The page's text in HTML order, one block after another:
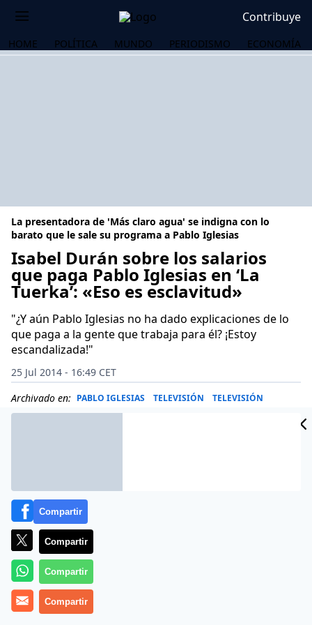
Contribuye
HOME POLÍTICA MUNDO PERIODISMO ECONOMÍA
La presentadora de 'Más claro agua' se indigna con lo
barato que le sale su programa a Pablo Iglesias
Isabel Durán sobre los salarios
que paga Pablo Iglesias en ‘La
Tuerka’: «Eso es esclavitud»
"¿Y aún Pablo Iglesias no ha dado explicaciones de lo
que paga a la gente que trabaja para él? ¡Estoy
escandalizada!"
25 Jul 2014 - 16:49 CET
Archivado en: PABLO IGLESIAS TELEVISIÓN TELEVISIÓN
Compartir
Compartir
Compartir
Compartir